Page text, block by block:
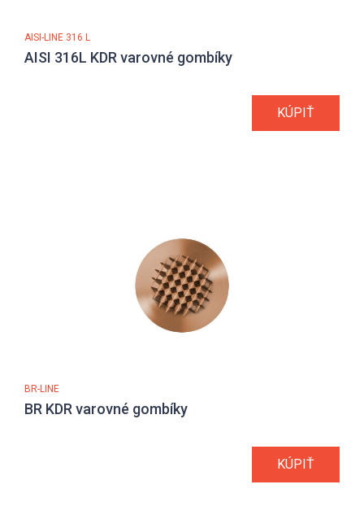
AISI-LINE 316 L
AISI 316L KDR varovné gombíky
KÚPIŤ
BR-LINE
BR KDR varovné gombíky
KÚPIŤ